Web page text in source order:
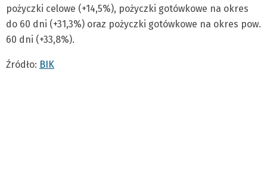
pożyczki celowe (+14,5%), pożyczki gotówkowe na okres
do 60 dni (+31,3%) oraz pożyczki gotówkowe na okres pow.
60 dni (+33,8%).
Źródło: BIK